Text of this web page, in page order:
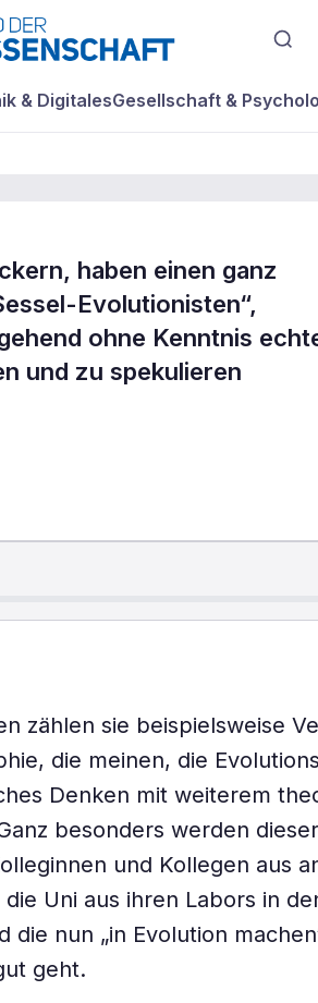
& DigitalesGesellschaft &
haben einen ganz
Evolutionisten“,
ohne Kenntnis
und zu spekulieren
zählen sie beispielsweise
die meinen, die
Denken mit weiterem
besonders werden
und Kollegen aus
Uni aus ihren Labors in
die nun „in Evolution
geht.